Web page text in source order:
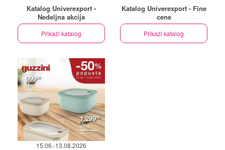
Katalog Univerexport -
Nedeljna akcija
Prikaži katalog
Katalog Univerexport - Fine
cene
Prikaži katalog
15.06.-13.08.2026